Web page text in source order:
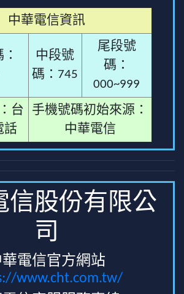
中華電信資訊
中段號
碼：745
尾段號
碼：
000~999
台
話
手機號碼初始來源：
中華電信
信股份有限公
司
華電信官方網站
www.cht.com.tw/